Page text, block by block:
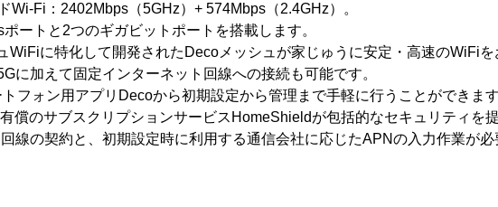
Wi-Fi：2402Mbps（5GHz）+ 574Mbps（2.4GHz）。
ートと2つのギガビットポートを搭載します。
WiFiに特化して開発されたDecoメッシュが家じゅうに安定・高速のWiFiを
に加えて固定インターネット回線への接続も可能です。
フォン用アプリDecoから初期設定から管理まで手軽に行うことができます
償のサブスクリプションサービスHomeShieldが包括的なセキュリティを提
線の契約と、初期設定時に利用する通信会社に応じたAPNの入力作業が必